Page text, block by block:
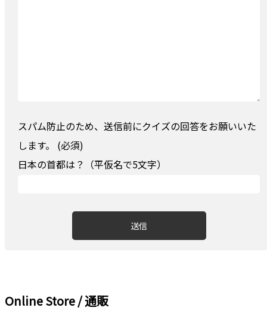
スパム防止のため、送信前にクイズの回答をお願いいた
します。 (必須)
日本の首都は？（平仮名で5文字）
Online Store / 通販